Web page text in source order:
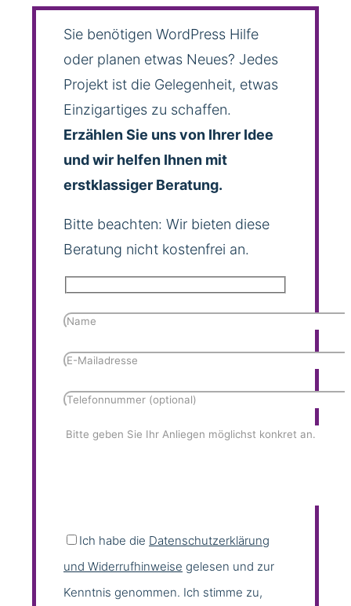
Sie benötigen WordPress Hilfe
oder planen etwas Neues? Jedes
Projekt ist die Gelegenheit, etwas
Einzigartiges zu schaffen.
Erzählen Sie uns von Ihrer Idee
und wir helfen Ihnen mit
erstklassiger Beratung.
Bitte beachten: Wir bieten diese
Beratung nicht kostenfrei an.
Ich habe die Datenschutzerklärung
und Widerrufhinweise gelesen und zur
Kenntnis genommen. Ich stimme zu,